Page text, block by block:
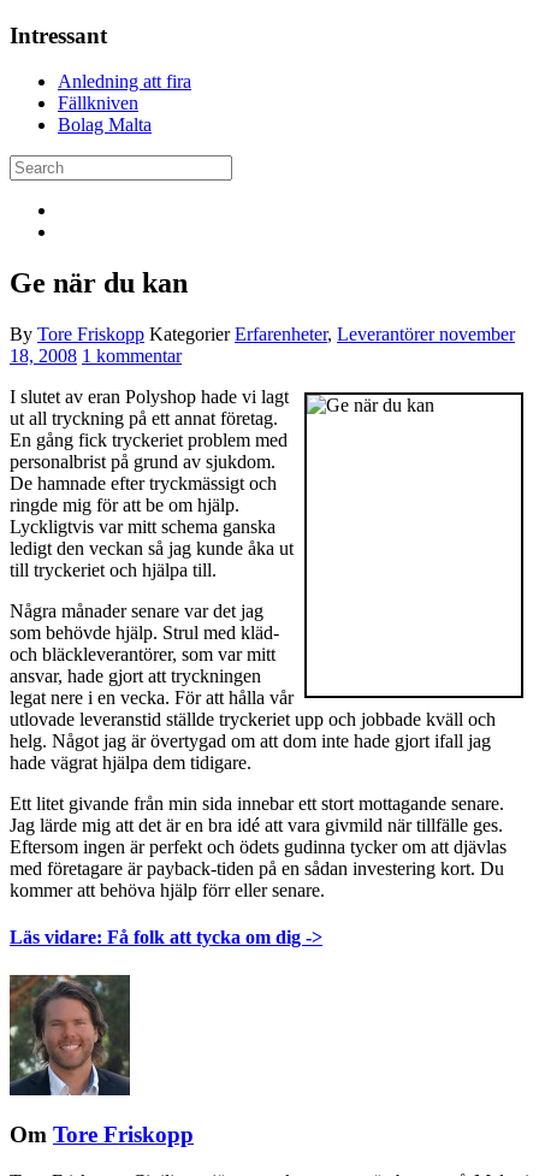
Intressant
Anledning att fira
Fällkniven
Bolag Malta
Ge när du kan
By Tore Friskopp KategorierErfarenheter, Leverantörer november
18, 2008 1 kommentar
I slutet av eran Polyshop hade vi lagt
ut all tryckning på ett annat företag.
En gång fick tryckeriet problem med
personalbrist på grund av sjukdom.
De hamnade efter tryckmässigt och
ringde mig för att be om hjälp.
Lyckligtvis var mitt schema ganska
ledigt den veckan så jag kunde åka ut
till tryckeriet och hjälpa till.
Några månader senare var det jag
som behövde hjälp. Strul med kläd-
och bläckleverantörer, som var mitt
ansvar, hade gjort att tryckningen
legat nere i en vecka. För att hålla vår
utlovade leveranstid ställde tryckeriet upp och jobbade kväll och
helg. Något jag är övertygad om att dom inte hade gjort ifall jag
hade vägrat hjälpa dem tidigare.
Ett litet givande från min sida innebar ett stort mottagande senare.
Jag lärde mig att det är en bra idé att vara givmild när tillfälle ges.
Eftersom ingen är perfekt och ödets gudinna tycker om att djävlas
med företagare är payback-tiden på en sådan investering kort. Du
kommer att behöva hjälp förr eller senare.
Läs vidare: Få folk att tycka om dig ->
Om Tore Friskopp